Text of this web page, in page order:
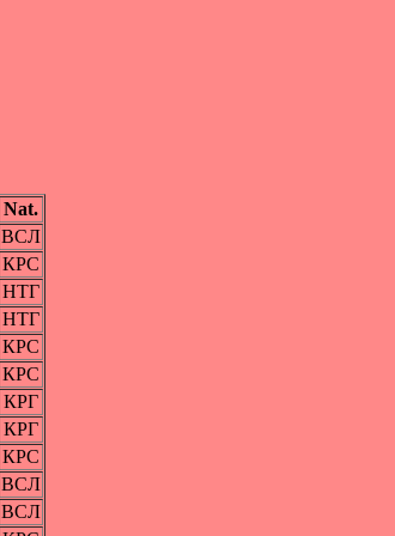
Nat.
ВСЛ
КРС
НТГ
НТГ
КРС
КРС
КРГ
КРГ
КРС
ВСЛ
ВСЛ